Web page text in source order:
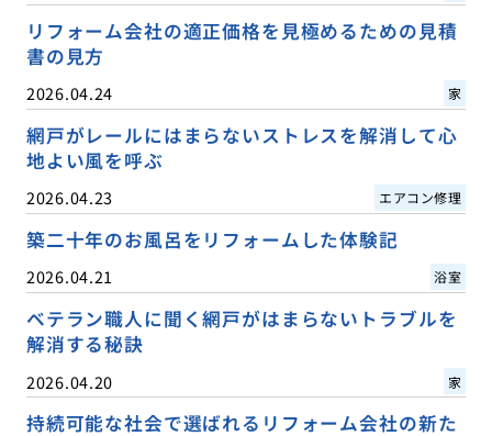
リフォーム会社の適正価格を見極めるための見積
書の見方
2026.04.24 家
網戸がレールにはまらないストレスを解消して心
地よい風を呼ぶ
2026.04.23 エアコン修理
築二十年のお風呂をリフォームした体験記
2026.04.21 浴室
ベテラン職人に聞く網戸がはまらないトラブルを
解消する秘訣
2026.04.20 家
持続可能な社会で選ばれるリフォーム会社の新た